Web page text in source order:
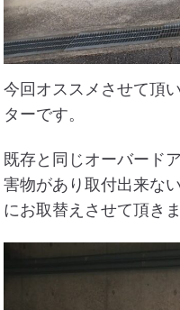
今回オススメさせて頂
ターです。
既存と同じオーバード
害物があり取付出来な
にお取替えさせて頂きま